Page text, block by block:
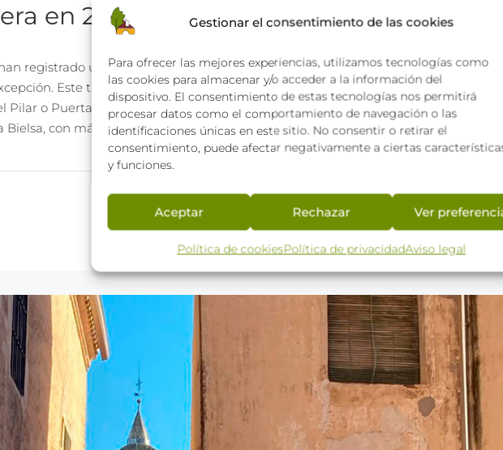
Gestionar el consentimiento de las cookies
Para ofrecer las mejores experiencias, utilizamos tecnologías como
las cookies para almacenar y/o acceder a la información del
dispositivo. El consentimiento de estas tecnologías nos permitirá
procesar datos como el comportamiento de navegación o las
identificaciones únicas en este sitio. No consentir o retirar el
consentimiento, puede afectar negativamente a ciertas
y funciones.
Aceptar Rechazar Ver
Política de cookiesPolítica de privacidadAviso legal
en 2025
registrado un aumento significativo de valor en el mercado inmobiliario, y
Este tipo de vivienda, especialmente demandado en zonas como el
Pilar o Puerta de Cuartos, ha pasado de ser una opción exclusiva a una inversión
con más de 30 años...
Lee mas